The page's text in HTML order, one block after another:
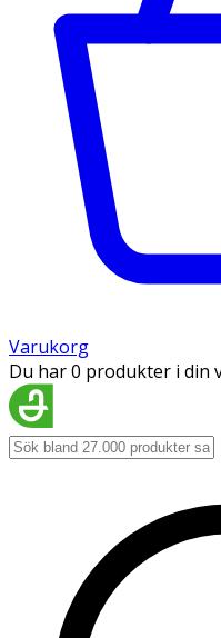
Varukorg
Du har 0 produkter i din